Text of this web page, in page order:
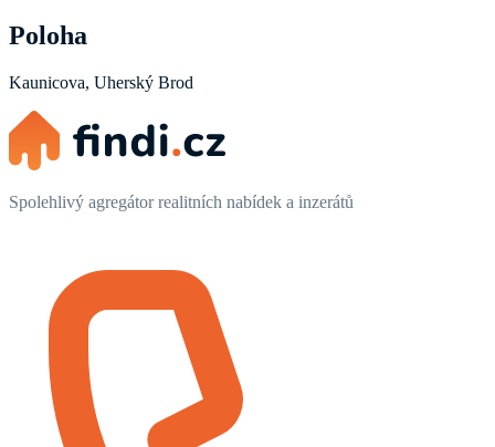
Poloha
Kaunicova, Uherský Brod
Spolehlivý agregátor realitních nabídek a inzerátů